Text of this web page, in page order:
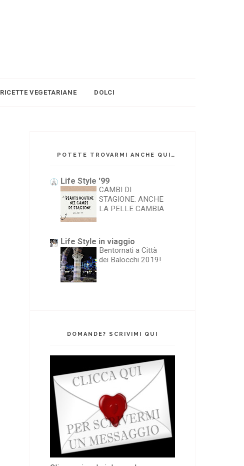
RICETTE VEGETARIANE DOLCI
POTETE TROVARMI ANCHE QUI
Life Style '99
CAMBI DI
STAGIONE: ANCHE
LA PELLE CAMBIA
Life Style in viaggio
Bentornati a Città
dei Balocchi 2019!
DOMANDE? SCRIVIMI QUI